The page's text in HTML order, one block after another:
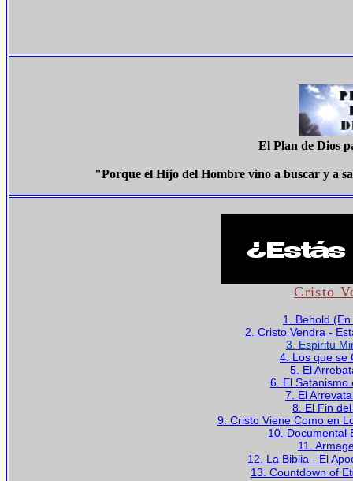
El Plan de Dios
"Porque el Hijo del Hombre vino a buscar y a
Cristo
1. Behold
2. Cristo Vendra -
3. Espiritu
4. Los que se
5. El
6. El Satanismo
7. El
8. El Fin
9. Cristo Viene Como en
10. Documental
11.
12. La Biblia - El
13. Countdown of